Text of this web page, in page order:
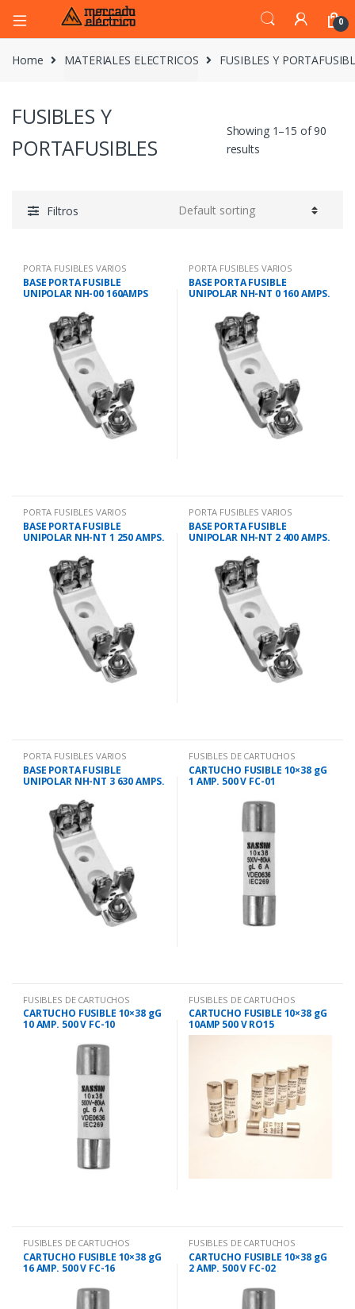
0
Home MATERIALES ELECTRICOS FUSIBLES Y
FUSIBLES Y
PORTAFUSIBLES
Showing 1–15 of 90
results
Filtros
PORTA FUSIBLES VARIOS
BASE PORTA FUSIBLE
UNIPOLAR NH-00 160AMPS
PORTA FUSIBLES VARIOS
BASE PORTA FUSIBLE
UNIPOLAR NH-NT 0 160 AMPS.
PORTA FUSIBLES VARIOS
BASE PORTA FUSIBLE
UNIPOLAR NH-NT 1 250 AMPS.
PORTA FUSIBLES VARIOS
BASE PORTA FUSIBLE
UNIPOLAR NH-NT 2 400 AMPS.
PORTA FUSIBLES VARIOS
BASE PORTA FUSIBLE
UNIPOLAR NH-NT 3 630 AMPS.
FUSIBLES DE CARTUCHOS
CARTUCHO FUSIBLE 10×38 gG
1 AMP. 500 V FC-01
FUSIBLES DE CARTUCHOS
CARTUCHO FUSIBLE 10×38 gG
10 AMP. 500 V FC-10
FUSIBLES DE CARTUCHOS
CARTUCHO FUSIBLE 10×38 gG
10AMP 500 V RO15
FUSIBLES DE CARTUCHOS
CARTUCHO FUSIBLE 10×38 gG
16 AMP. 500 V FC-16
FUSIBLES DE CARTUCHOS
CARTUCHO FUSIBLE 10×38 gG
2 AMP. 500 V FC-02